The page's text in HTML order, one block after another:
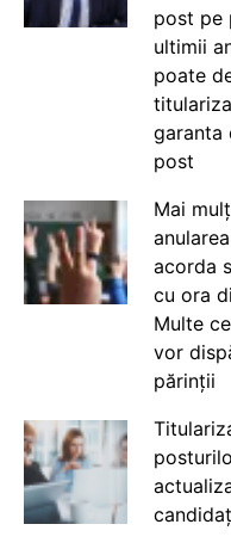
post pe
ultimii
poate
garanta
post
Mai
acorda
cu ora
Multe
vor
părinții